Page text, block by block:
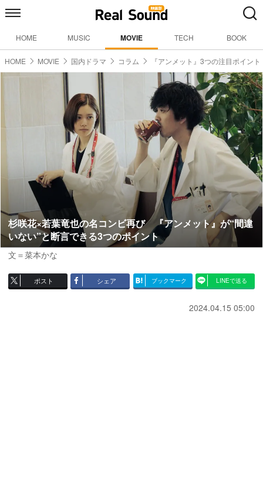
HOME MUSIC MOVIE TECH BOOK
HOME MOVIE 国内ドラマ コラム 『アンメット』3つの注目ポイント
杉咲花×若葉竜也の名コンビ再び 『アンメット』が“間違
いない”と断言できる3つのポイント
文＝菜本かな
ポスト シェア ブックマーク LINEで送る
2024.04.15 05:00